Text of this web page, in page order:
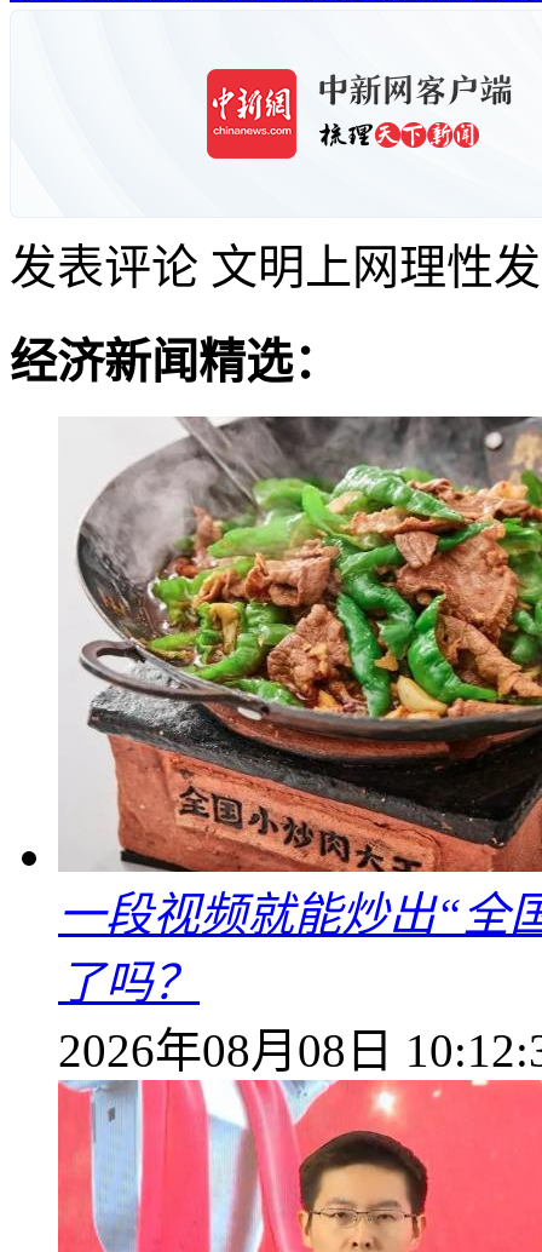
发表评论 文明上网理性
经济新闻精选：
一段视频就能炒出“全
了吗？
2026年08月08日